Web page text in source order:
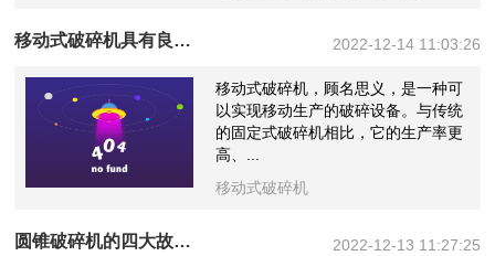
移动式破碎机具有良好的应用和推广价值。 2022-12-14 11:03:26
移动式破碎机，顾名思义，是一种可
以实现移动生产的破碎设备。与传统
的固定式破碎机相比，它的生产率更
高、...
移动式破碎机
圆锥破碎机的四大故障如何解决？看看你的圆锥破碎机没有这些故障。 2022-12-13 11:27:25